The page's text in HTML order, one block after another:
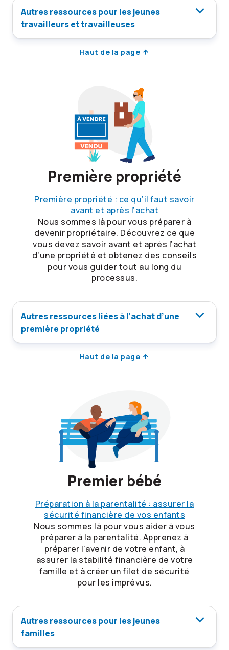
Autres ressources pour les jeunes
travailleurs et travailleuses
Haut de la page
Première propriété
Première propriété : ce qu’il faut savoir
avant et après l’achat
Nous sommes là pour vous préparer à
devenir propriétaire. Découvrez ce que
vous devez savoir avant et après l’achat
d’une propriété et obtenez des conseils
pour vous guider tout au long du
processus.
Autres ressources liées à l’achat d’une
première propriété
Haut de la page
Premier bébé
Préparation à la parentalité : assurer la
sécurité financière de vos enfants
Nous sommes là pour vous aider à vous
préparer à la parentalité. Apprenez à
préparer l’avenir de votre enfant, à
assurer la stabilité financière de votre
famille et à créer un filet de sécurité
pour les imprévus.
Autres ressources pour les jeunes
familles